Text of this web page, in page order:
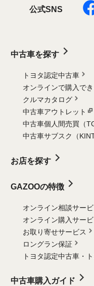
公式SNS
中古車を探す
トヨタ認定中古車
オンラインで購入で
クルマカタログ
中古車アウトレット
中古車個人間売買（
中古車サブスク（
お店を探す
GAZOOの特徴
オンライン相談サービ
オンライン購入サービ
お取り寄せサービス
ロングラン保証
トヨタ認定中古車・
中古車購入ガイド